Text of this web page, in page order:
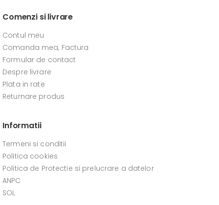
Comenzi si livrare
Contul meu
Comanda mea, Factura
Formular de contact
Despre livrare
Plata in rate
Returnare produs
Informatii
Termeni si conditii
Politica cookies
Politica de Protectie si prelucrare a datelor
ANPC
SOL